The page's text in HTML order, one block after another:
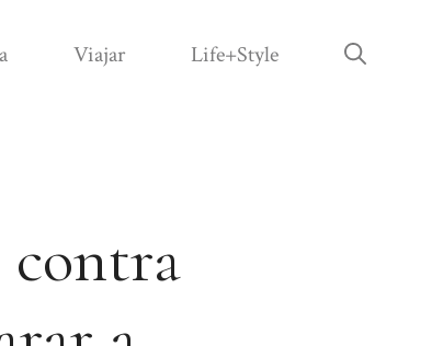
Viajar Life+Style
contra